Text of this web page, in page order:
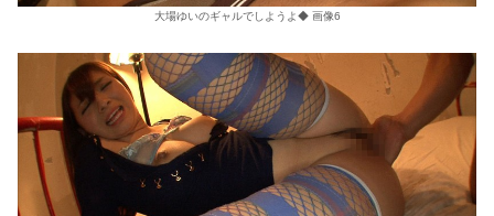
大場ゆいのギャルでしようよ◆ 画像6